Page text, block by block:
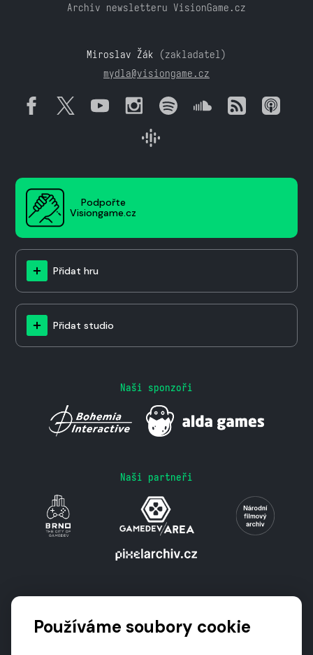
Archiv newsletteru VisionGame.cz
Miroslav Žák (zakladatel)
mydla@visiongame.cz
Podpořte
Visiongame.cz
Přidat hru
Přidat studio
Naši sponzoři
Naši partneři
Používáme soubory cookie